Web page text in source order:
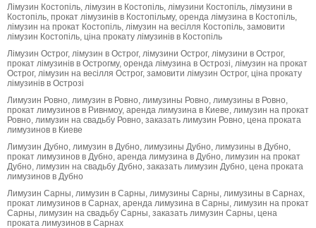
Лімузин Костопіль, лімузин в Костопіль, лімузини Костопіль, лімузини в
Костопіль, прокат лімузинів в Костопільму, оренда лімузина в Костопіль,
лімузин на прокат Костопіль, лімузин на весілля Костопіль, замовити
лімузин Костопіль, ціна прокату лімузинів в Костопіль
Лімузин Острог, лімузин в Острог, лімузини Острог, лімузини в Острог,
прокат лімузинів в Острогму, оренда лімузина в Острозі, лімузин на прокат
Острог, лімузин на весілля Острог, замовити лімузин Острог, ціна прокату
лімузинів в Острозі
Лимузин Ровно, лимузин в Ровно, лимузины Ровно, лимузины в Ровно,
прокат лимузинов в Ривнмоу, аренда лимузина в Киеве, лимузин на прокат
Ровно, лимузин на свадьбу Ровно, заказать лимузин Ровно, цена проката
лимузинов в Киеве
Лимузин Дубно, лимузин в Дубно, лимузины Дубно, лимузины в Дубно,
прокат лимузинов в Дубно, аренда лимузина в Дубно, лимузин на прокат
Дубно, лимузин на свадьбу Дубно, заказать лимузин Дубно, цена проката
лимузинов в Дубно
Лимузин Сарны, лимузин в Сарны, лимузины Сарны, лимузины в Сарнах,
прокат лимузинов в Сарнах, аренда лимузина в Сарны, лимузин на прокат
Сарны, лимузин на свадьбу Сарны, заказать лимузин Сарны, цена
проката лимузинов в Сарнах